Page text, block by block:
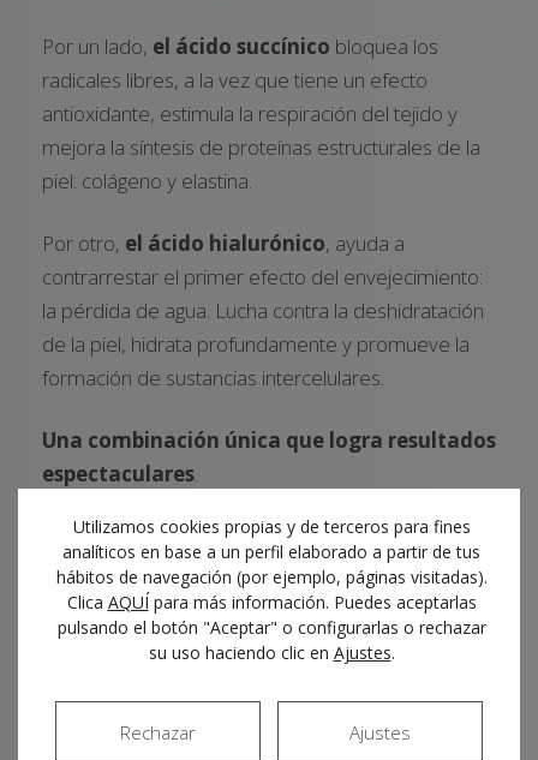
Por un lado, el ácido succínico bloquea los
radicales libres, a la vez que tiene un efecto
antioxidante, estimula la respiración del tejido y
mejora la síntesis de proteínas estructurales de la
piel: colágeno y elastina.
Por otro, el ácido hialurónico, ayuda a
contrarrestar el primer efecto del envejecimiento:
la pérdida de agua. Lucha contra la deshidratación
de la piel, hidrata profundamente y promueve la
formación de sustancias intercelulares.
Una combinación única que logra resultados
espectaculares.
Múltiples aplicaciones
para una piel más
uniforme y joven
Utilizamos cookies propias y de terceros para fines
analíticos en base a un perfil elaborado a partir de tus
hábitos de navegación (por ejemplo, páginas visitadas).
Clica AQUÍpara más información. Puedes aceptarlas
pulsando el botón "Aceptar" o configurarlas o rechazar
su uso haciendo clic en Ajustes.
Rechazar Ajustes